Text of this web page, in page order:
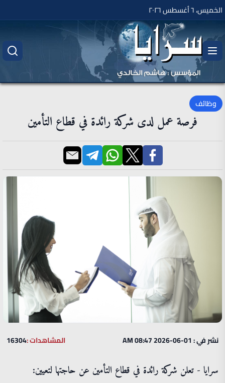
الخميس، ٦ أغسطس ٢٠٢٦
وظائف
فرصة عمل لدى شركة رائدة في قطاع التأمين
نشر في : 01-06-2026 08:47 AM المشاهدات :16304
سرايا - تعلن شركة رائدة في قطاع التأمين عن حاجتها لتعيين: